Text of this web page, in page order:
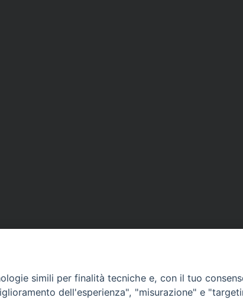
simili per finalità tecniche e, con il tuo
dell'esperienza", "misurazione" e